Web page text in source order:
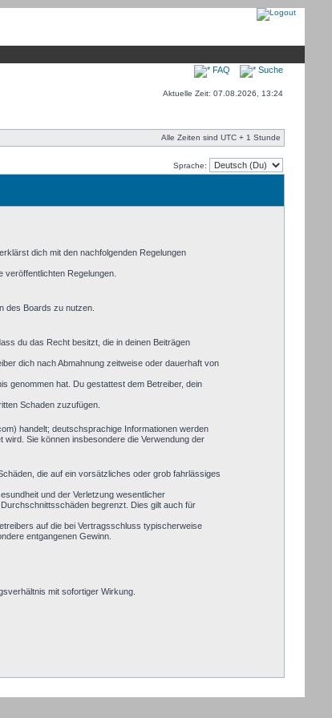
FAQ Suche
Aktuelle Zeit: 07.08.2026, 13:24
Alle Zeiten sind UTC + 1 Stunde
Sprache:
dich mit den nachfolgenden Regelungen
Regelungen.
des Boards zu nutzen.
du das Recht besitzt, die in deinen Beiträgen
dich nach Abmahnung zeitweise oder dauerhaft von
genommen hat. Du gestattest dem Betreiber, dein
Schaden zuzufügen.
handelt; deutschsprachige Informationen werden
Sie können insbesondere die Verwendung der
die auf ein vorsätzliches oder grob fahrlässiges
und der Verletzung wesentlicher
begrenzt. Dies gilt auch für
auf die bei Vertragsschluss typischerweise
entgangenen Gewinn.
mit sofortiger Wirkung.